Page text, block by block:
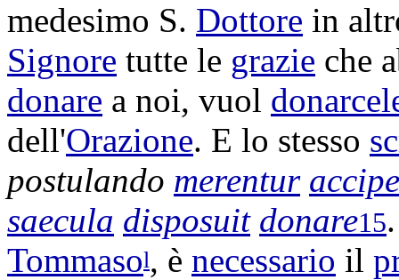
medesimo S. Dottore in
Signore tutte le grazie che
donare a noi, vuol
dell'Orazione. E lo stesso
postulando merentur
saecula disposuit donare15
Tommasol, è necessario il